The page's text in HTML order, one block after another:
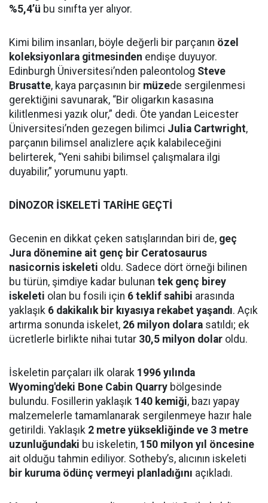
%5,4’ü bu sınıfta yer alıyor.
Kimi bilim insanları, böyle değerli bir parçanın özel
koleksiyonlara gitmesinden endişe duyuyor.
Edinburgh Üniversitesi’nden paleontolog Steve
Brusatte, kaya parçasının bir müzede sergilenmesi
gerektiğini savunarak, “Bir oligarkın kasasına
kilitlenmesi yazık olur,” dedi. Öte yandan Leicester
Üniversitesi’nden gezegen bilimci Julia Cartwright,
parçanın bilimsel analizlere açık kalabileceğini
belirterek, “Yeni sahibi bilimsel çalışmalara ilgi
duyabilir,” yorumunu yaptı.
DİNOZOR İSKELETİ TARİHE GEÇTİ
Gecenin en dikkat çeken satışlarından biri de, geç
Jura dönemine ait genç bir Ceratosaurus
nasicornis iskeleti oldu. Sadece dört örneği bilinen
bu türün, şimdiye kadar bulunan tek genç birey
iskeleti olan bu fosili için 6 teklif sahibi arasında
yaklaşık 6 dakikalık bir kıyasıya rekabet yaşandı. Açık
artırma sonunda iskelet, 26 milyon dolara satıldı; ek
ücretlerle birlikte nihai tutar 30,5 milyon dolar oldu.
İskeletin parçaları ilk olarak 1996 yılında
Wyoming'deki Bone Cabin Quarry bölgesinde
bulundu. Fosillerin yaklaşık 140 kemiği, bazı yapay
malzemelerle tamamlanarak sergilenmeye hazır hale
getirildi. Yaklaşık 2 metre yüksekliğinde ve 3 metre
uzunluğundaki bu iskeletin, 150 milyon yıl öncesine
ait olduğu tahmin ediliyor. Sotheby’s, alıcının iskeleti
bir kuruma ödünç vermeyi planladığını açıkladı.